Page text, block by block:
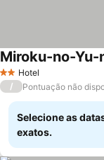
2 Estrelas
Hotel
Miroku-no-Yu-
/ Pontuação não
Selecione as
exatos.